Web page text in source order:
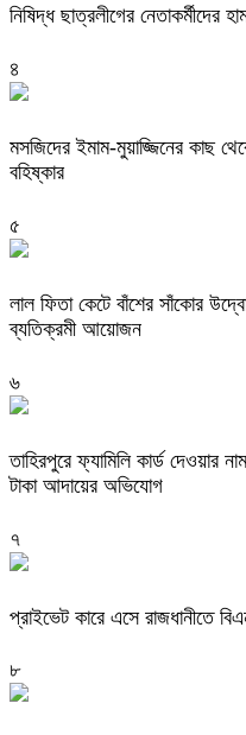
নিষিদ্ধ ছাত্রলীগের নেতাকর্মীদের
৪
মসজিদের ইমাম-মুয়াজ্জিনের কাছ
বহিষ্কার
৫
‎লাল ফিতা কেটে বাঁশের সাঁকোর
ব্যতিক্রমী আয়োজন
৬
তাহিরপুরে ফ্যামিলি কার্ড দেওয়ার
টাকা আদায়ের অভিযোগ
৭
প্রাইভেট কারে এসে রাজধানীতে
৮